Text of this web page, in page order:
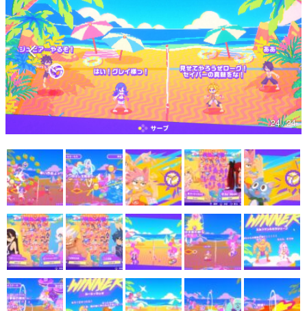
ゲームが変えた日本語
「経験値」「裏技」「ラスボス」… ゲームにまつわる言葉
の起源や用法の変遷を、コンピューター文化史研究家・タ
イニーP氏が徹底調査。
カテゴリ
特集記事
女性向け
アプリレビュー
その他
電ファミニコゲーマーとは？
運営：株式会社マレ
24 / 24